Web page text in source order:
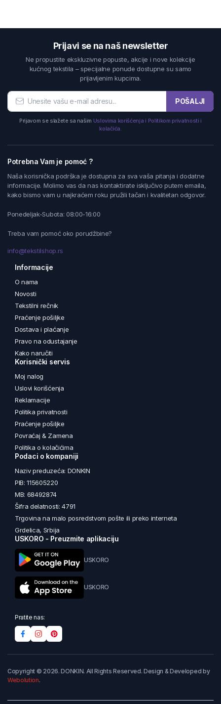
Prijavi se na naš newsletter
Ne propustite ekskluzivne popuste, akcije i nove kolekcije
kućnog tekstila – specijalne ponude dostupne su samo
prijavljenim kupcima.
POŠALJI
Prijavom se slažete sa našim Uslovima korišćenja i Politikom privatnosti i
kolačića.
Potrebna Vam je pomoć ?
Naša korisnička podrška je dostupna za sva vaša pitanja i dodatne
informacije. Molimo vas da nas kontaktirate isključivo putem emaila,
kako bismo vam u najkraćem roku pružili tačan i kvalitetan odgovor.
Ponedeljak-Subota: 08:00-16:00
Treba vam pomoć oko porudžbine?
info@tekstilshop.rs
Informacije
O nama
Novosti
Tekstilni rečnik
Praćenje pošiljke
Dostava i plaćanje
Pravo na odustajanje
Kako naručiti
Korisnički servis
Moj nalog
Uslovi korišćenja
Reklamacije
Politika privatnosti
Praćenje pošiljke
Povraćaj & Zamena
Politika o kolačićima
Podaci o kompaniji
Naziv preduzeća: DONKIN
PIB: 115605220
MB: 68492874
Šifra delatnosti: 4791
Trgovina na malo posredstvom pošte ili preko interneta
Grdelica, Srbija
USKORO - Preuzmite aplikaciju
USKORO
USKORO
Pratite nas:
Copyright © 2026. DONKIN. All Rights Reserved. Design & Developed by
Webolution.